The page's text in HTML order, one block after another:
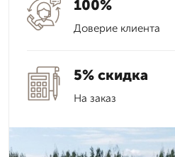
100%
Доверие клиента
5% скидка
На заказ